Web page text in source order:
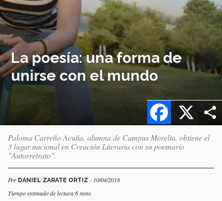
La poesía: una forma de
unirse con el mundo
X
Facebook
Paloma Carreño Acuña, alumna de Campus Morelia, obtiene el
3 lugar nacional en Creación Literaria con su poemario
"Autorretrato".
Por DANIEL ZARATE ORTIZ - 10/04/2018
Tiempo estimado de lectura:6 mins